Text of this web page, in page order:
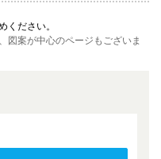
ください。
図案が中心のページもございま